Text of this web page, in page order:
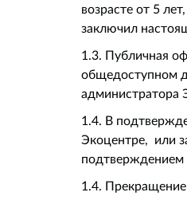
возрасте от 5
заключил
1.3. Публичная
общедоступном
администратора
1.4. В
Экоцентре, или
подтверждением
1.4. Прекращение